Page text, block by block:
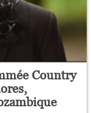
Country